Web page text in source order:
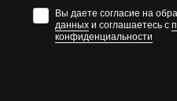
Вы даете согласие на
данных и соглашаетесь с
конфиденциальности